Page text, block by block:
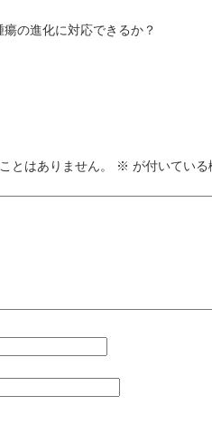
の進化に対応できるか？
とはありません。 ※ が付いてい